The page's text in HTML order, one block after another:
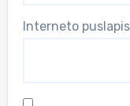
Interneto puslapis